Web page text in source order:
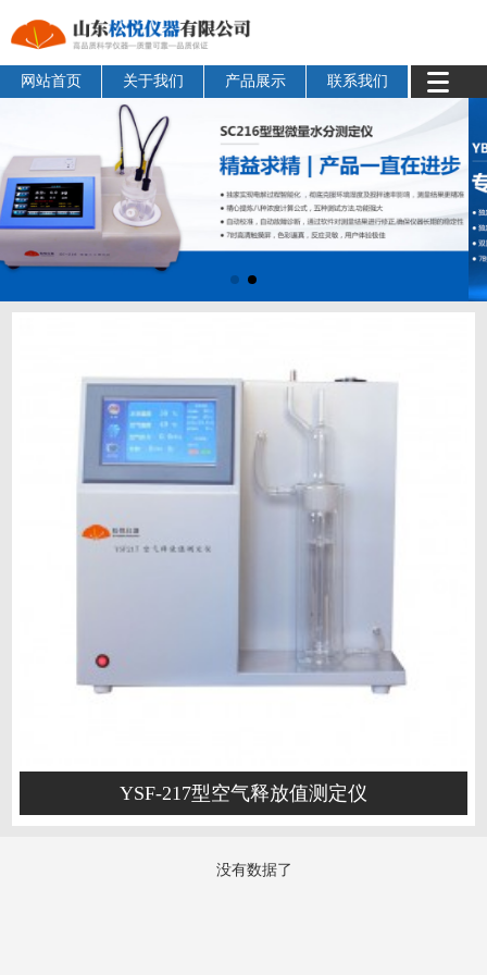
网站首页 关于我们 产品展示 联系我们
YSF-217型空气释放值测定仪
没有数据了